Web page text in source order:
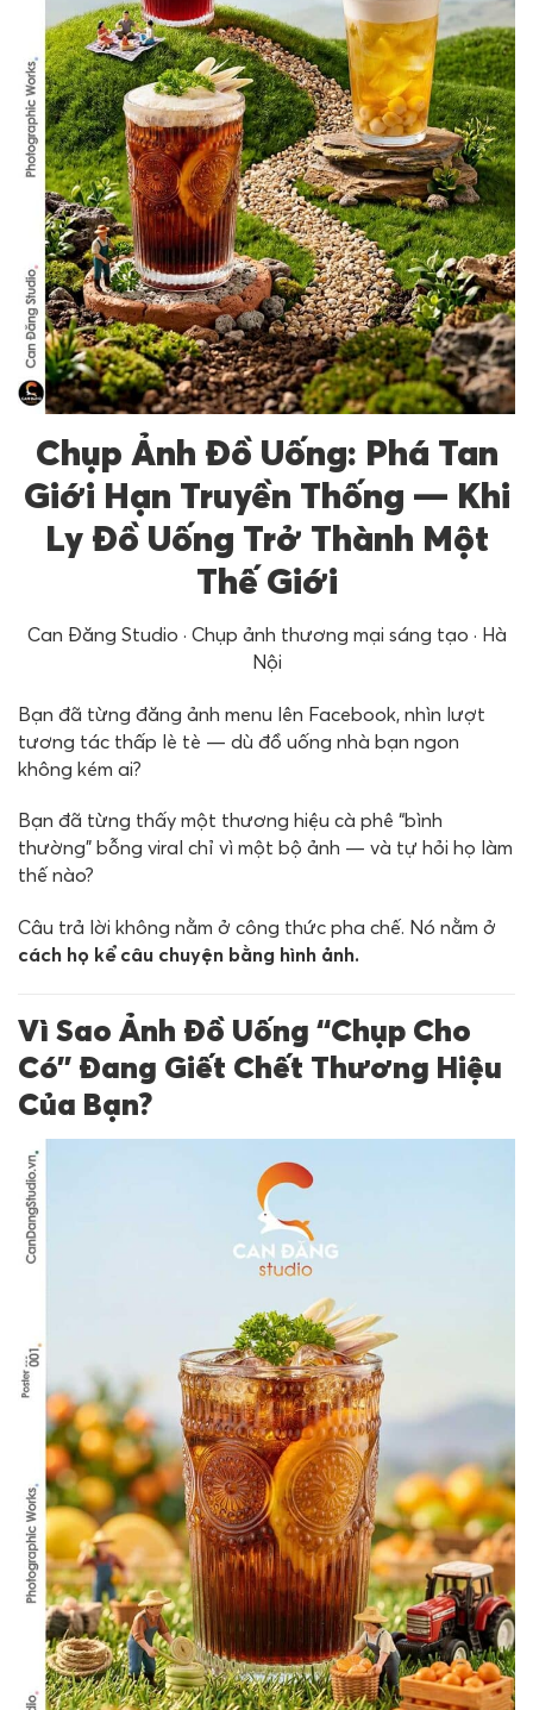
Chụp Ảnh Đồ Uống: Phá Tan
Giới Hạn Truyền Thống — Khi
Ly Đồ Uống Trở Thành Một
Thế Giới
Can Đăng Studio · Chụp ảnh thương mại sáng tạo · Hà
Nội
Bạn đã từng đăng ảnh menu lên Facebook, nhìn lượt
tương tác thấp lè tè — dù đồ uống nhà bạn ngon
không kém ai?
Bạn đã từng thấy một thương hiệu cà phê “bình
thường” bỗng viral chỉ vì một bộ ảnh — và tự hỏi họ làm
thế nào?
Câu trả lời không nằm ở công thức pha chế. Nó nằm ở
cách họ kể câu chuyện bằng hình ảnh.
Vì Sao Ảnh Đồ Uống “Chụp Cho
Có” Đang Giết Chết Thương Hiệu
Của Bạn?